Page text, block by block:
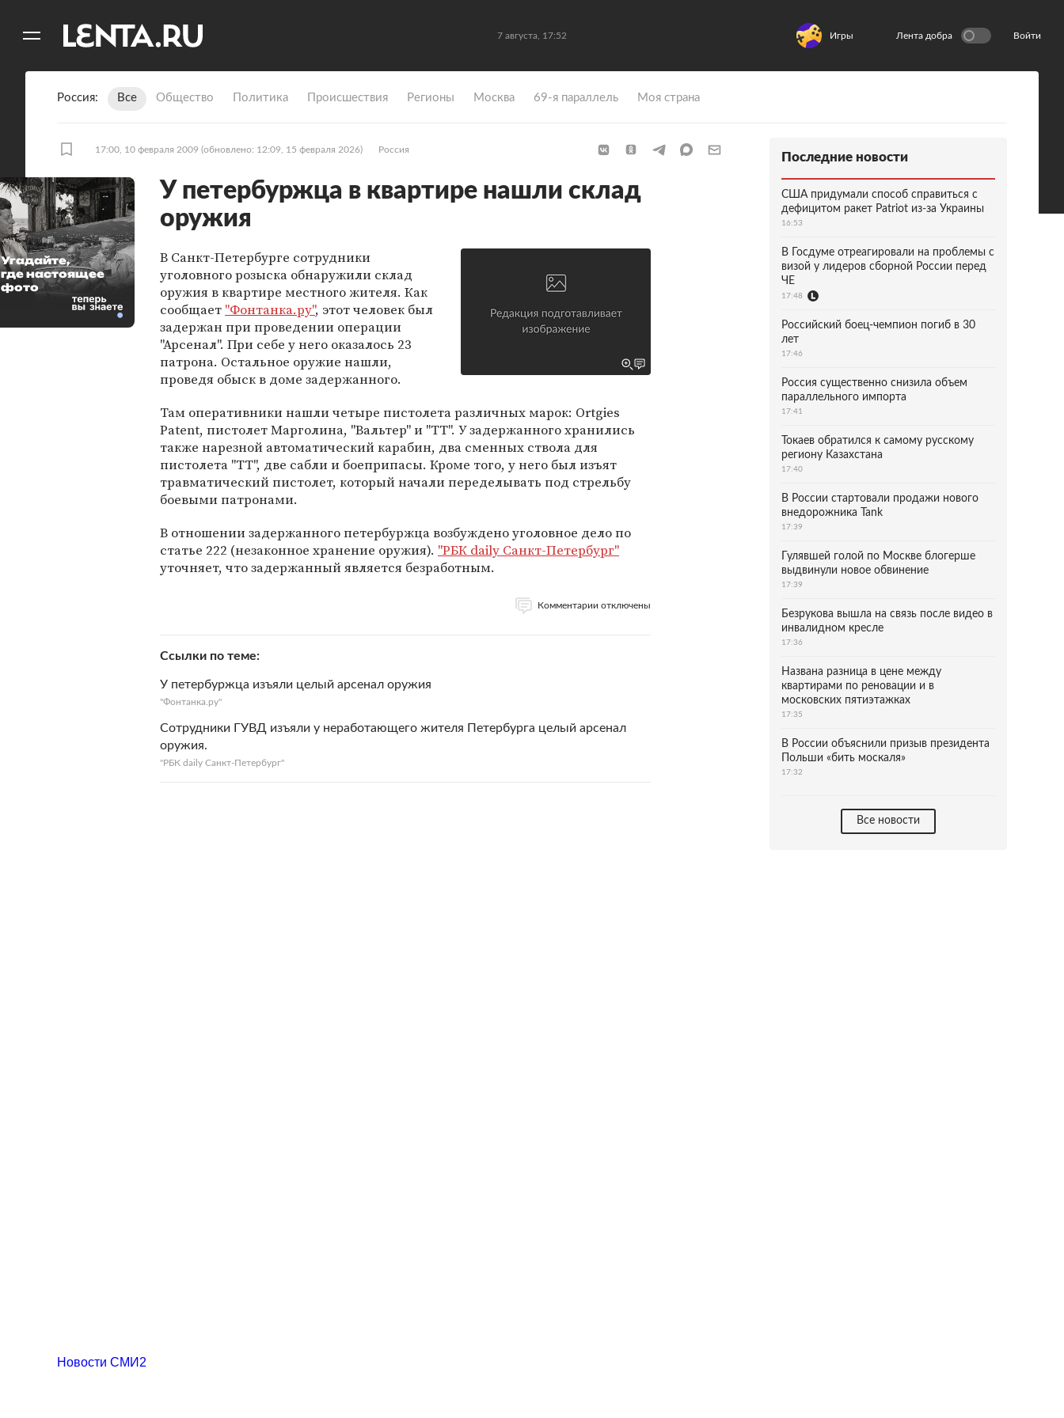
7 августа, 17:52 Игры Лента добра Войти
Россия Все Общество Политика Происшествия Регионы Москва 69-я параллель Моя страна
17:00, 10 февраля 2009 (обновлено: 12:09, 15 февраля 2026) Россия
У петербуржца в квартире нашли склад
оружия
В Санкт-Петербурге сотрудники
уголовного розыска обнаружили склад
оружия в квартире местного жителя. Как
сообщает "Фонтанка.ру", этот человек был
задержан при проведении операции
"Арсенал". При себе у него оказалось 23
патрона. Остальное оружие нашли,
проведя обыск в доме задержанного.
Там оперативники нашли четыре пистолета различных марок: Ortgies
Patent, пистолет Марголина, "Вальтер" и "ТТ". У задержанного хранились
также нарезной автоматический карабин, два сменных ствола для
пистолета "ТТ", две сабли и боеприпасы. Кроме того, у него был изъят
травматический пистолет, который начали переделывать под стрельбу
боевыми патронами.
В отношении задержанного петербуржца возбуждено уголовное дело по
статье 222 (незаконное хранение оружия). "РБК daily Санкт-Петербург"
уточняет, что задержанный является безработным.
Комментарии отключены
Ссылки по теме
У петербуржца изъяли целый арсенал оружия
"Фонтанка.ру"
Сотрудники ГУВД изъяли у неработающего жителя Петербурга целый арсенал
оружия.
"РБК daily Санкт-Петербург"
Угадайте,
где настоящее
фото
Последние новости
США придумали способ справиться с
дефицитом ракет Patriot из-за Украины
16:53
В Госдуме отреагировали на проблемы с
визой у лидеров сборной России перед
ЧЕ
17:48
Российский боец-чемпион погиб в 30
лет
17:46
Россия существенно снизила объем
параллельного импорта
17:41
Токаев обратился к самому русскому
региону Казахстана
17:40
В России стартовали продажи нового
внедорожника Tank
17:39
Гулявшей голой по Москве блогерше
выдвинули новое обвинение
17:39
Безрукова вышла на связь после видео в
инвалидном кресле
17:36
Названа разница в цене между
квартирами по реновации и в
московских пятиэтажках
17:35
В России объяснили призыв президента
Польши «бить москаля»
17:32
Все новости
Новости СМИ2